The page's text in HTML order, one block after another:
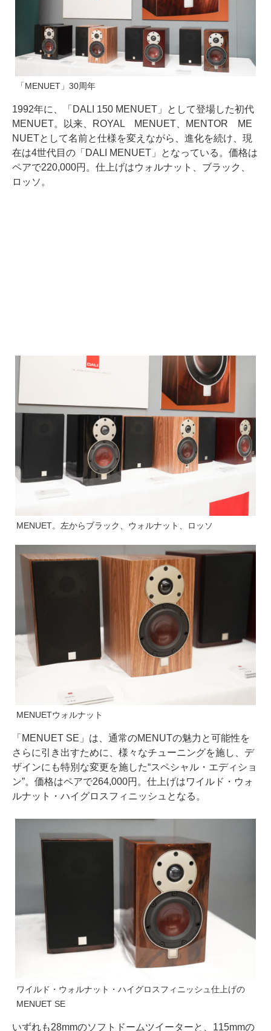
「MENUET」30周年
1992年に、「DALI 150 MENUET」として登場した初代
MENUET。以来、ROYAL MENUET、MENTOR ME
NUETとして名前と仕様を変えながら、進化を続け、現
在は4世代目の「DALI MENUET」となっている。価格は
ペアで220,000円。仕上げはウォルナット、ブラック、
ロッソ。
MENUET。左からブラック、ウォルナット、ロッソ
MENUETウォルナット
「MENUET SE」は、通常のMENUTの魅力と可能性を
さらに引き出すために、様々なチューニングを施し、デ
ザインにも特別な変更を施した“スペシャル・エディショ
ン”。価格はペアで264,000円。仕上げはワイルド・ウォ
ルナット・ハイグロスフィニッシュとなる。
ワイルド・ウォルナット・ハイグロスフィニッシュ仕上げの
MENUET SE
いずれも28mmのソフトドームツイーターと、115mmの